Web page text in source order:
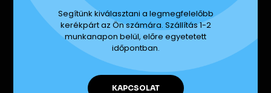
Segítünk kiválasztani a legmegfelelőbb
kerékpárt az Ön számára. Szállítás 1-2
munkanapon belül, előre egyetetett
időpontban.
KAPCSOLAT